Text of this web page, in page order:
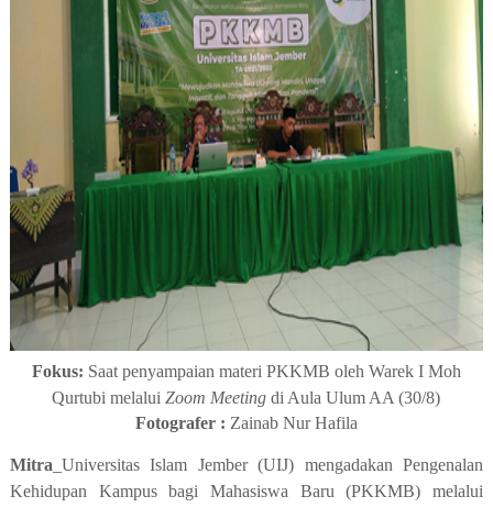
Fokus: Saat penyampaian materi PKKMB oleh Warek I Moh
Qurtubi melaluiZoom Meetingdi Aula Ulum AA (30/8)
Fotografer : Zainab Nur Hafila
Mitra _Universitas Islam Jember (UIJ) mengadakan Pengenalan
Kehidupan Kampus bagi Mahasiswa Baru (PKKMB) melalui